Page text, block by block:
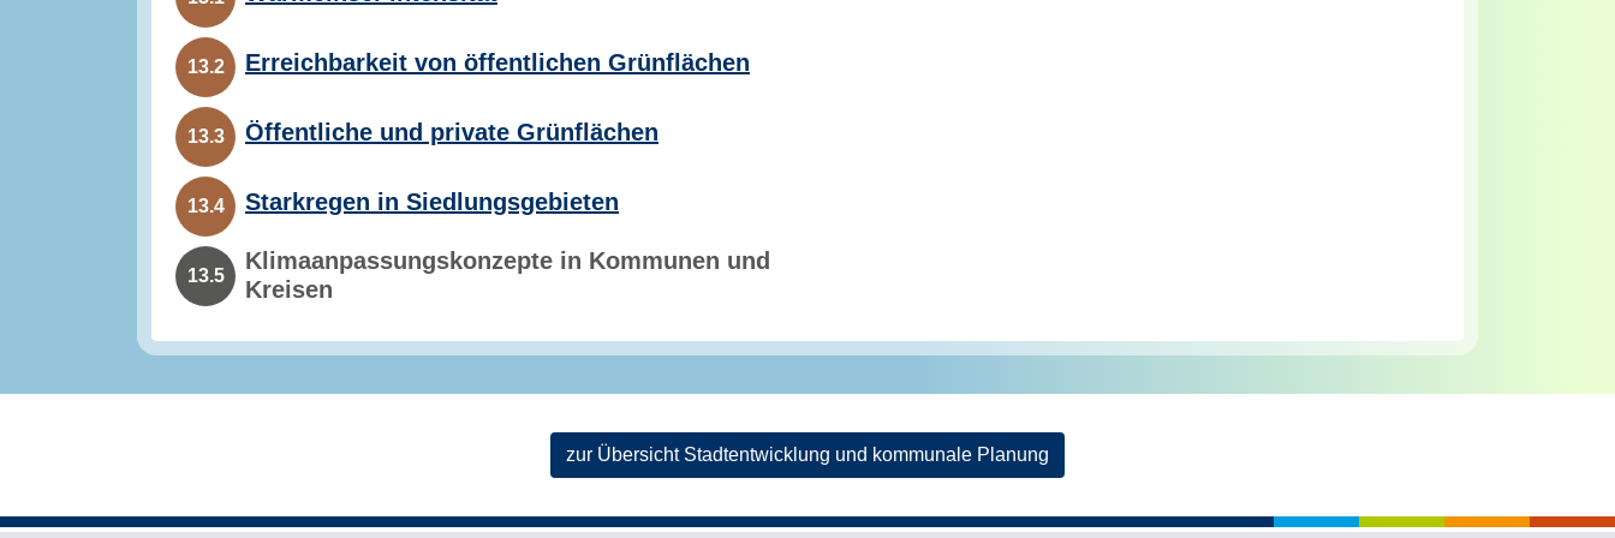
13.2 Erreichbarkeit von öffentlichen Grünflächen
13.3 Öffentliche und private Grünflächen
13.4 Starkregen in Siedlungsgebieten
13.5
Klimaanpassungskonzepte in Kommunen und
Kreisen
zur Übersicht Stadtentwicklung und kommunale Planung